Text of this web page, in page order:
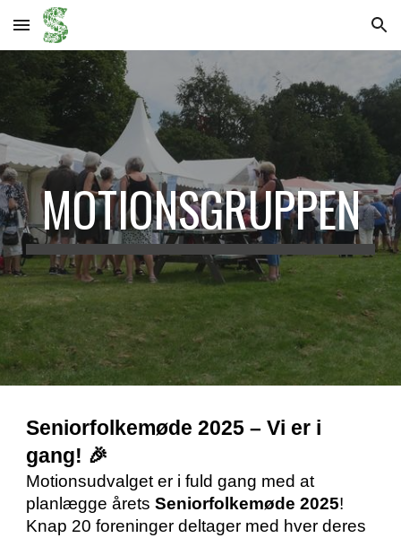
Skip to main content Skip to navigation
MOTIONSGRUPPEN
Seniorfolkemøde 2025 – Vi er i
gang! 🎉
Motionsudvalget er i fuld gang med at
planlægge åretsSeniorfolkemøde 2025!
Knap 20 foreninger deltager med hver deres